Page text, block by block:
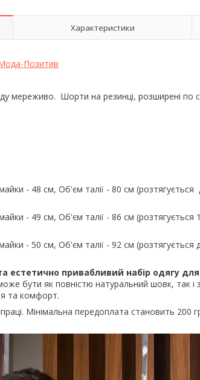
Характеристики
Позитив
мереживо. Шорти на резинці, розширені по
- 48 см, Об'єм талії - 80 см
- 49 см, Об'єм талії - 86 см
- 50 см, Об'єм талії - 92 см (розтягується
естетично привабливий набір одягу
бути як повністю натуральний шовк, так
та комфорт.
Мінімальна передоплата становить